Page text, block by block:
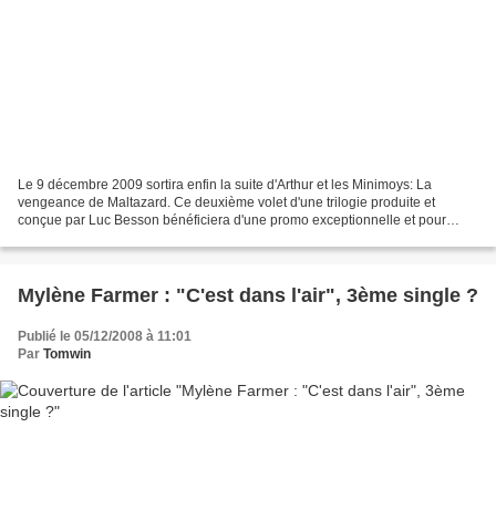
Le 9 décembre 2009 sortira enfin la suite d'Arthur et les Minimoys: La
vengeance de Maltazard. Ce deuxième volet d'une trilogie produite et
conçue par Luc Besson bénéficiera d'une promo exceptionnelle et pour
Mylène Farmer : "C'est dans l'air", 3ème single ?
Publié le 05/12/2008 à 11:01
Par Tomwin